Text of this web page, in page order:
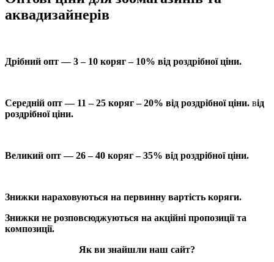
аквадизайнерів
Дрібний опт — 3 – 10 коряг – 10% від роздрібної ціни.
Середній опт — 11 – 25 коряг – 20% від роздрібної ціни. від
роздрібної ціни.
Великий опт — 26 – 40 коряг – 35% від роздрібної ціни.
Знижки нараховуються на первинну вартість коряги.
Знижки не розповсюджуються на акційні пропозиції та
композиції.
Як ви знайшли наш сайт?